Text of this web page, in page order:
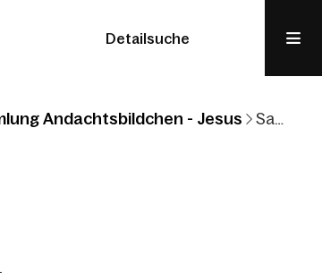
Detailsuche
Andachtsbildchen - Jesus Sammlung Andachtsbildchen: Jesus: Auferstehung